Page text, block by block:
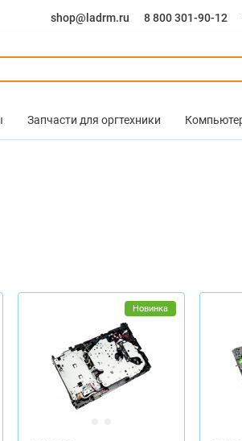
shop@ladrm.ru 8 800 301-90-12
Запчасти для оргтехники
Новинка